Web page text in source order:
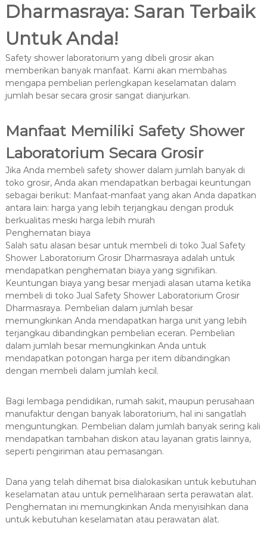
Dharmasraya: Saran Terbaik
Untuk Anda!
Safety shower laboratorium yang dibeli grosir akan
memberikan banyak manfaat. Kami akan membahas
mengapa pembelian perlengkapan keselamatan dalam
jumlah besar secara grosir sangat dianjurkan.
Manfaat Memiliki Safety Shower
Laboratorium Secara Grosir
Jika Anda membeli safety shower dalam jumlah banyak di
toko grosir, Anda akan mendapatkan berbagai keuntungan
sebagai berikut: Manfaat-manfaat yang akan Anda dapatkan
antara lain: harga yang lebih terjangkau dengan produk
berkualitas meski harga lebih murah
Penghematan biaya
Salah satu alasan besar untuk membeli di toko Jual Safety
Shower Laboratorium Grosir Dharmasraya adalah untuk
mendapatkan penghematan biaya yang signifikan.
Keuntungan biaya yang besar menjadi alasan utama ketika
membeli di toko Jual Safety Shower Laboratorium Grosir
Dharmasraya. Pembelian dalam jumlah besar
memungkinkan Anda mendapatkan harga unit yang lebih
terjangkau dibandingkan pembelian eceran. Pembelian
dalam jumlah besar memungkinkan Anda untuk
mendapatkan potongan harga per item dibandingkan
dengan membeli dalam jumlah kecil.
Bagi lembaga pendidikan, rumah sakit, maupun perusahaan
manufaktur dengan banyak laboratorium, hal ini sangatlah
menguntungkan. Pembelian dalam jumlah banyak sering kali
mendapatkan tambahan diskon atau layanan gratis lainnya,
seperti pengiriman atau pemasangan.
Dana yang telah dihemat bisa dialokasikan untuk kebutuhan
keselamatan atau untuk pemeliharaan serta perawatan alat.
Penghematan ini memungkinkan Anda menyisihkan dana
untuk kebutuhan keselamatan atau perawatan alat.